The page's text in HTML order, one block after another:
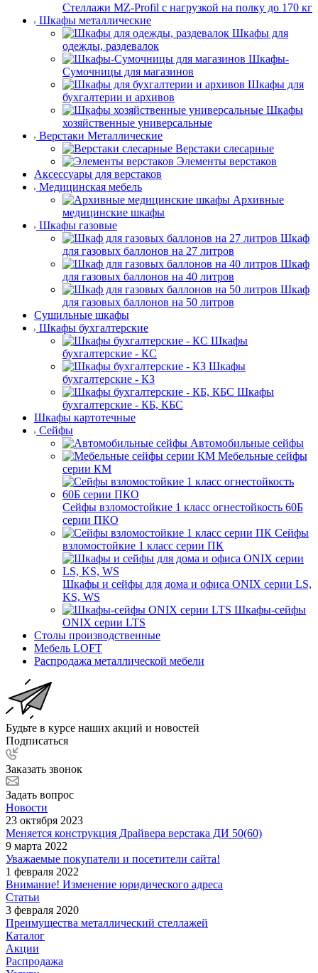
Стеллажи MZ-Profil с нагрузкой на полку до 170 кг
Шкафы металлические
Шкафы для
одежды, раздевалок
Шкафы-
Сумочницы для магазинов
Шкафы для
бухгалтерии и архивов
Шкафы
хозяйственные универсальные
Верстаки Металлические
Верстаки слесарные
Элементы верстаков
Аксессуары для верстаков
Медицинская мебель
Архивные
медицинские шкафы
Шкафы газовые
Шкаф
для газовых баллонов на 27 литров
Шкаф
для газовых баллонов на 40 литров
Шкаф
для газовых баллонов на 50 литров
Сушильные шкафы
Шкафы бухгалтерские
Шкафы
бухгалтерские - КС
Шкафы
бухгалтерские - КЗ
Шкафы
бухгалтерские - КБ, КБС
Шкафы картотечные
Сейфы
Автомобильные сейфы
Мебельные сейфы
серии КМ
Сейфы взломостойкие 1 класс огнестойкость 60Б
серии ПКО
Сейфы
взломостойкие 1 класс серии ПК
Шкафы и сейфы для дома и офиса ONIX серии LS,
KS, WS
Шкафы-сейфы
ONIX серии LTS
Столы производственные
Мебель LOFT
Распродажа металлической мебели
Будьте в курсе наших акций и новостей
Подписаться
Заказать звонок
Задать вопрос
Новости
23 октября 2023
Меняется конструкция Драйвера верстака ДИ 50(60)
9 марта 2022
Уважаемые покупатели и посетители сайта!
1 февраля 2022
Внимание! Изменение юридического адреса
Статьи
3 февраля 2020
Преимущества металлический стеллажей
Каталог
Акции
Распродажа